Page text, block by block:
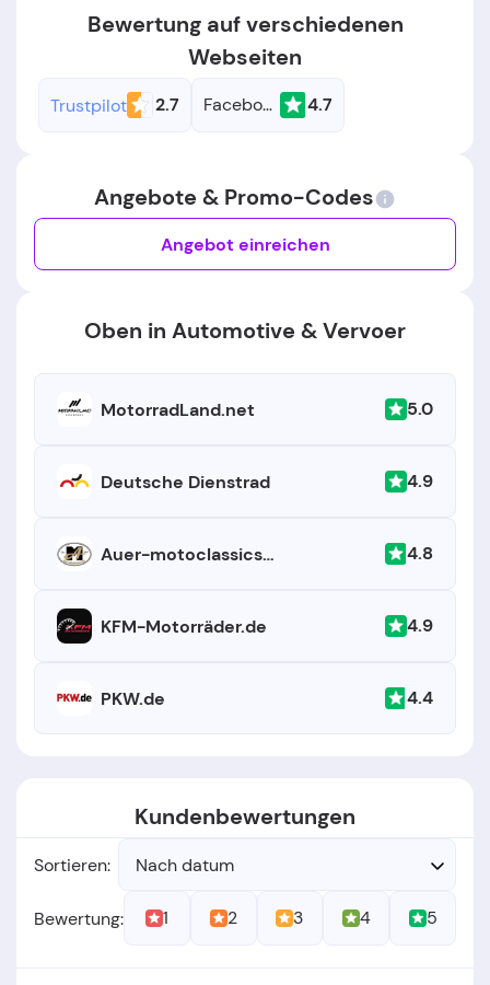
Bewertung auf verschiedenen
Webseiten
Trustpilot 2.7 Facebook 4.7
Angebote & Promo-Codes
Angebot einreichen
Oben in Automotive & Vervoer
MotorradLand.net 5.0
Deutsche Dienstrad 4.9
Auer-motoclassics.de 4.8
KFM-Motorräder.de 4.9
PKW.de 4.4
Kundenbewertungen
Sortieren: Nach datum
Bewertung: 1 2 3 4 5